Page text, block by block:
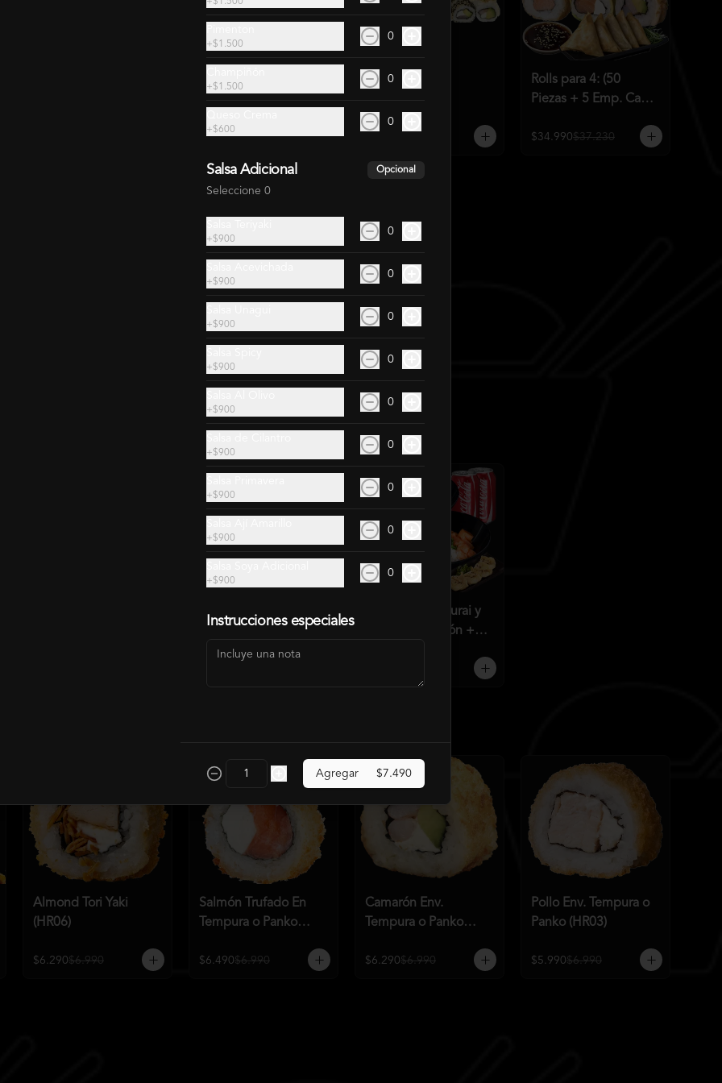
Rolls para 2 Extra (35
$19.990$24.140
Rolls para 3 (50
Rolls para 4: (50
Piezas + 5 Emp. Cam
$34.990$37.230
Gohan Salmón
Camarón, Q. Crema,
Bebida
Gohans Pollo Furai y
Salmón Camarón +
Almond Tori Yaki
(HR06)
$6.290$6.990
Salmón Trufado En
Tempura o Panko
$6.490$6.990
Camarón Env.
Tempura o Panko
$6.290$6.990
Pollo Env. Tempura o
Panko (HR03)
$5.990$6.990
+$1.500
0
+$1.500
0
+$600
0
Salsa Adicional Opcional
Seleccione 0
+$900
0
+$900
0
+$900
0
+$900
0
+$900
0
+$900
0
+$900
0
+$900
0
+$900
0
Instrucciones especiales
Agregar $7.490